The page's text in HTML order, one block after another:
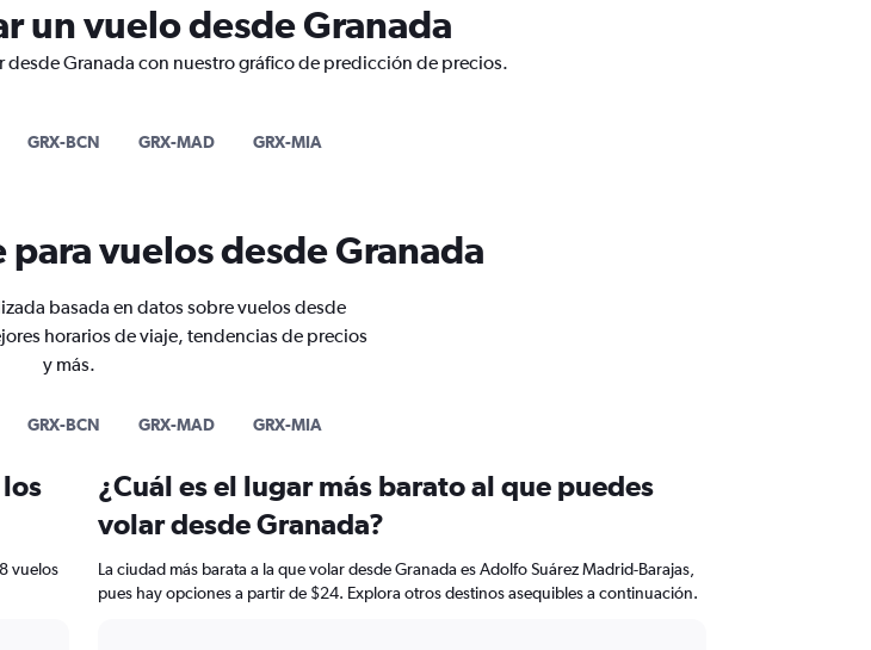
un vuelo desde Granada
Granada con nuestro gráfico de predicción de precios.
GRX-BCN GRX-MAD GRX-MIA
vuelos desde Granada
basada en datos sobre vuelos desde
horarios de viaje, tendencias de precios
y más.
GRX-BCN GRX-MAD GRX-MIA
vuelos
¿Cuál es el lugar más barato al que puedes
volar desde Granada?
La ciudad más barata a la que volar desde Granada es Adolfo Suárez Madrid-Barajas,
pues hay opciones a partir de $24. Explora otros destinos asequibles a continuación.